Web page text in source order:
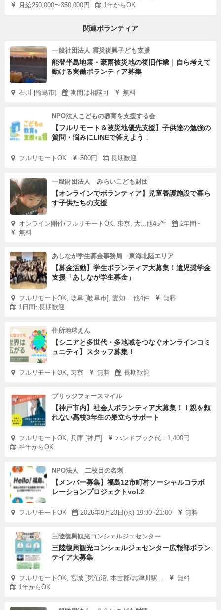
月給250,000〜350,000円
1年からOK
関連ボランティア
一般社団法人 震災復興子ども支援
能登半島地震・豪雨被災地の復旧作業｜自ら考えて
動ける実働ボランティア募集
石川 [輪島市] 期間は相談可 無料
NPO法人こどもの教育を支援する会
【フルリモート＆被災地優先支援】子供達の勉強の
質問・悩みにLINEで答えよう！
フルリモートOK 500円 長期歓迎
一般財団法人 みらいこども財団
【オンラインでボランティア】児童養護施設で暮ら
す子供たちの支援
オンライン開催/フルリモートOK, 東京, 大...他45件
2年間~
無料
あしなが学生募金事務局 東海北陸エリア
【募金活動】学生ボランティア大募集！遺児奨学金
支援「あしなが学生募金」
フルリモートOK, 岐阜 [岐阜市], 愛知 ...他4件
無料
1日間~長期歓迎
住所地球えん
【シニアと多世代・多地域をつなぐオンラインコミ
ュニティ】スタッフ募集！
フルリモートOK, 東京 無料 長期歓迎
ブリッジフォースマイル
【神戸市内】社会人ボランティア大募集！！親を頼
れない高校3年生の巣立ちサポート
フルリモートOK, 兵庫 [神戸]
ハンドブック代：1,400円
半年からOK
NPO法人 二枚目の名刺
【メンバー募集】福島12市町村ソーシャルコラボ
レーションプロジェクトvol.2
フルリモートOK 2026年9月23日(水) 19:30~21:00 無料
三陸復興観光コンシェルジェセンター
三陸復興観光コンシェルジェセンター広報部ボラン
テイア大募集
フルリモートOK, 宮城 [気仙沼, 本吉郡/志津川駅...
無料
1年からOK